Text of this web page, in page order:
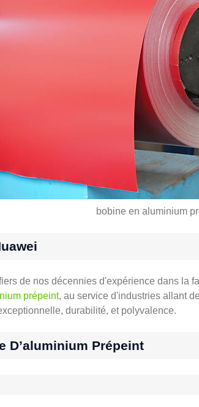
bobine en aluminium
de nos décennies d'expérience dans la
prépeint, au service d'industries allant
durabilité, et polyvalence.
D’aluminium Prépeint